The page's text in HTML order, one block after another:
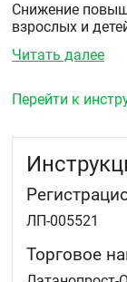
Снижение
взрослых и
Читать далее
Перейти к
ЛП-005521
Торговое